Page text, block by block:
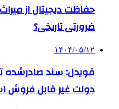
حفاظت دیجیتال از
ضرورتی تاریخی؟
۱۴۰۴/۰۵/۱۲
قویدل: سند صادرشده
دولت غیر قابل فروش